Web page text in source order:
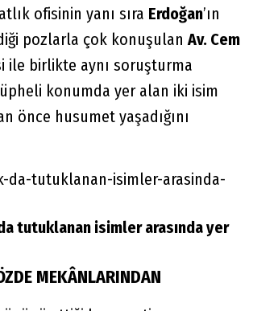
ofisinin yanı sıra Erdoğan’ın
pozlarla çok konuşulan Av. Cem
ile birlikte aynı soruşturma
konumda yer alan iki isim
önce husumet yaşadığını
tutuklanan isimler arasında yer
MEKÂNLARINDAN